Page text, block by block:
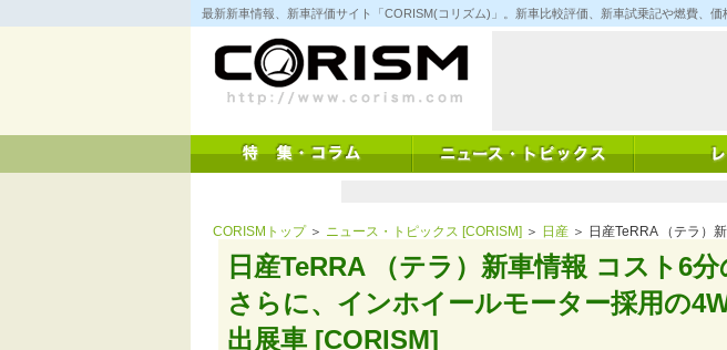
コ
ン
キ
ッ
最新新車情報、新車評価サイト「CORISM(コリズム)」。新車比較評価、新車試乗記や燃費、
CORISMトップ＞ ニュース・トピックス [CORISM] ＞ 日産 ＞ 日産TeRRA （テラ）
日産TeRRA （テラ）新車情報 コスト6
さらに、インホイールモーター採用の
出展車 [CORISM]